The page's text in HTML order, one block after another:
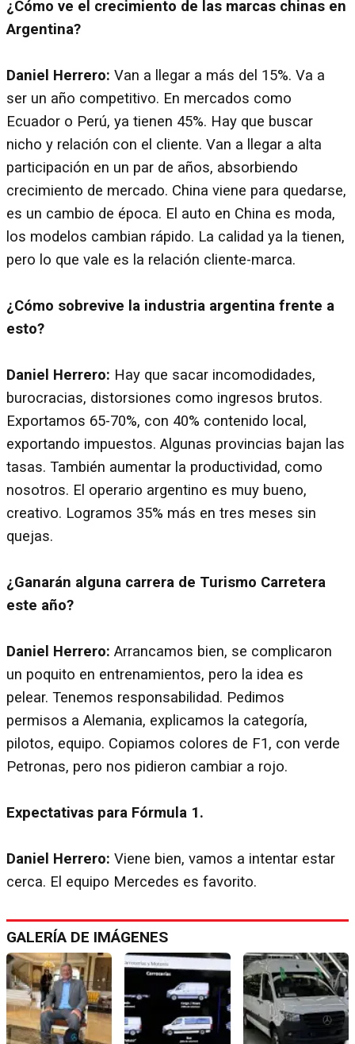
¿Cómo ve el crecimiento de las marcas chinas en
Argentina?
Daniel Herrero: Van a llegar a más del 15%. Va a
ser un año competitivo. En mercados como
Ecuador o Perú, ya tienen 45%. Hay que buscar
nicho y relación con el cliente. Van a llegar a alta
participación en un par de años, absorbiendo
crecimiento de mercado. China viene para quedarse,
es un cambio de época. El auto en China es moda,
los modelos cambian rápido. La calidad ya la tienen,
pero lo que vale es la relación cliente-marca.
¿Cómo sobrevive la industria argentina frente a
esto?
Daniel Herrero: Hay que sacar incomodidades,
burocracias, distorsiones como ingresos brutos.
Exportamos 65-70%, con 40% contenido local,
exportando impuestos. Algunas provincias bajan las
tasas. También aumentar la productividad, como
nosotros. El operario argentino es muy bueno,
creativo. Logramos 35% más en tres meses sin
quejas.
¿Ganarán alguna carrera de Turismo Carretera
este año?
Daniel Herrero: Arrancamos bien, se complicaron
un poquito en entrenamientos, pero la idea es
pelear. Tenemos responsabilidad. Pedimos
permisos a Alemania, explicamos la categoría,
pilotos, equipo. Copiamos colores de F1, con verde
Petronas, pero nos pidieron cambiar a rojo.
Expectativas para Fórmula 1.
Daniel Herrero: Viene bien, vamos a intentar estar
cerca. El equipo Mercedes es favorito.
GALERÍA DE IMÁGENES